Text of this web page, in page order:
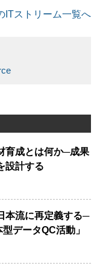
ITストリーム一覧へ
育成とは何か─成果
設計する
本流に再定義する─
データQC活動」